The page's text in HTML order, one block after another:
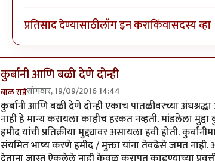
प्रतिसाद देण्यासाठीलॉग इन कराकिंवासदस्य व्हा
कुर्बानी आणि बळी देणे दोन्ही
बाळ सप्रेसोमवार, 19/09/2016 14:44
कुर्बानी आणि बळी देणे दोन्ही एकाच पातळीवरच्या
नाही हे मान्य करायला काहीच हरकत नव्हती. मांडलेला
हमीद यांची प्रतिक्रीया मुद्द्यावर असायला हवी होती.
संयमित भाष्य करणे हमीद / मुक्ता यांना तेवढेसे जमत नाही.